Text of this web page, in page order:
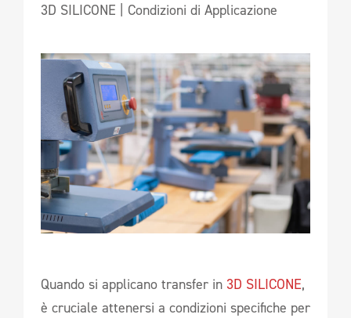
3D SILICONE | Condizioni di Applicazione
Quando si applicano transfer in 3D SILICONE,
è cruciale attenersi a condizioni specifiche per